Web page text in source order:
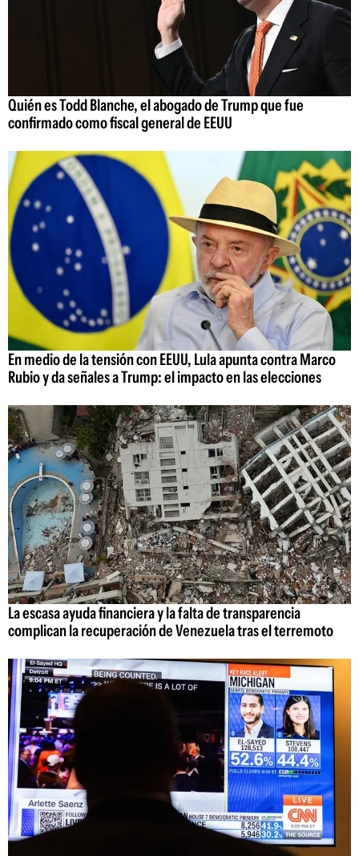
Quién es Todd Blanche, el abogado de Trump que fue
confirmado como fiscal general de EEUU
En medio de la tensión con EEUU, Lula apunta contra Marco
Rubio y da señales a Trump: el impacto en las elecciones
La escasa ayuda financiera y la falta de transparencia
complican la recuperación de Venezuela tras el terremoto